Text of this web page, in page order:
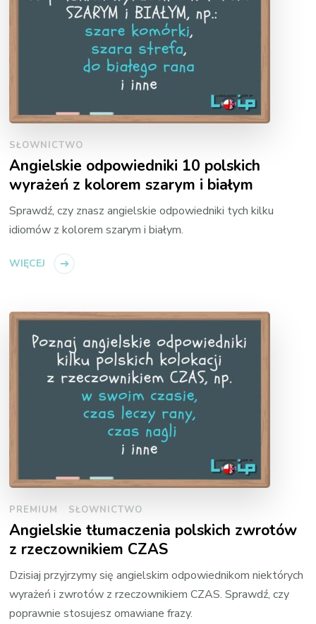
SŁOWNICTWO
Angielskie odpowiedniki 10 polskich
wyrażeń z kolorem szarym i białym
Sprawdź, czy znasz angielskie odpowiedniki tych kilku
idiomów z kolorem szarym i białym.
WIĘCEJ
PREMIUM SŁOWNICTWO
Angielskie tłumaczenia polskich zwrotów
z rzeczownikiem CZAS
Dzisiaj przyjrzymy się angielskim odpowiednikom niektórych
wyrażeń i zwrotów z rzeczownikiem CZAS. Sprawdź, czy
poprawnie stosujesz omawiane frazy.